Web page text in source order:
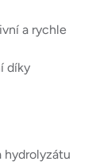
a rychle
díky
hydrolyzátu